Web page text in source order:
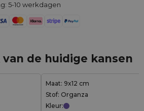
5-10 werkdagen
de huidige kansen
Maat: 9x12 cm
Stof: Organza
Kleur: